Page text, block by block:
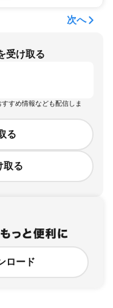
次へ
受け取る
すめ情報なども配信しま
る
取る
ロード